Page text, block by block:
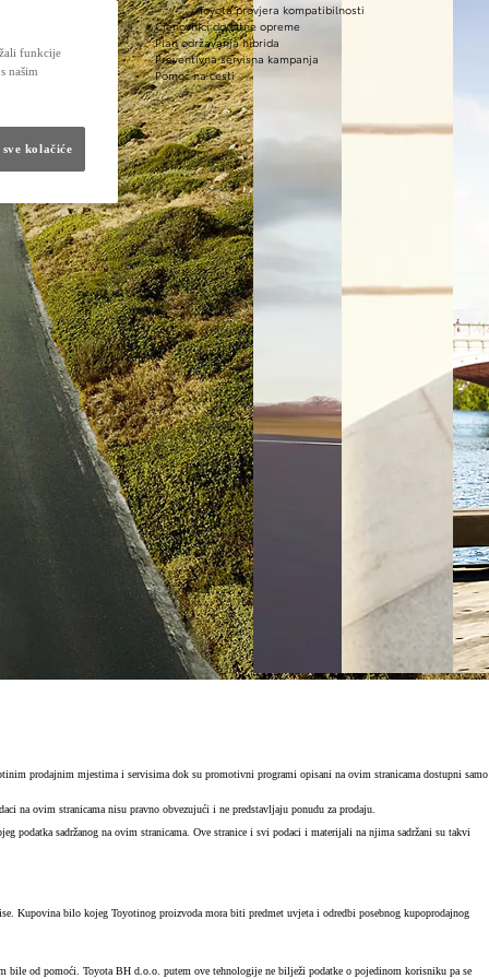
Toyota provjera kompatibilnosti
Cjenovnici dodatne opreme
Plan održavanja hibrida
Preventivna servisna kampanja
Pomoć na cesti
prodajnim mjestima i servisima dok su promotivni programi opisani na ovim stranicama dostupni samo
na ovim stranicama nisu pravno obvezujući i ne predstavljaju ponudu za prodaju.
sadržanog na ovim stranicama. Ove stranice i svi podaci i materijali na njima sadržani su takvi
Kupovina bilo kojeg Toyotinog proizvoda mora biti predmet uvjeta i odredbi posebnog kupoprodajnog
od pomoći. Toyota BH d.o.o. putem ove tehnologije ne bilježi podatke o pojedinom korisniku pa se
funkcije
našim
kolačiće